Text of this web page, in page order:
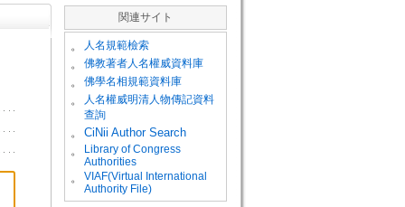
関連サイト
。 人名規範檢索
。 佛教著者人名權威資料庫
。 佛學名相規範資料庫
。
人名權威明清人物傳記資料
查詢
。
CiNii Author Search
。
Library of Congress
Authorities
。
VIAF(Virtual International
Authority File)